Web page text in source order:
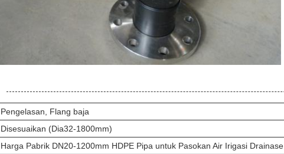
Pengelasan, Flang baja
Disesuaikan (Dia32-1800mm)
Harga Pabrik DN20-1200mm HDPE Pipa untuk Pasokan Air Irigasi Drainase